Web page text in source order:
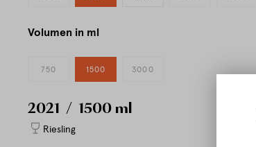
Volumen in ml
750 1500 3000
2021 / 1500 ml
Riesling